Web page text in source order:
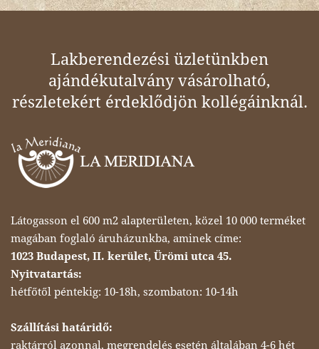
Lakberendezési üzletünkben
ajándékutalvány vásárolható,
részletekért érdeklődjön kollégáinknál.
Látogasson el 600 m2 alapterületen, közel 10 000 terméket
magában foglaló áruházunkba, aminek címe:
1023 Budapest, II. kerület, Ürömi utca 45.
Nyitvatartás:
hétfőtől péntekig: 10-18h, szombaton: 10-14h
Szállítási határidő:
raktárról azonnal, megrendelés esetén általában 4-6 hét